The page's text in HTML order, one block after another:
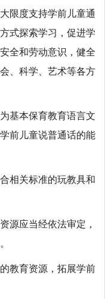
限度支持学前儿童通
式探索学习，促进学
全和劳动意识，健全
、科学、艺术等各方
基本保育教育语言文
前儿童说普通话的能
相关标准的玩教具和
源应当经依法审定，
教育资源，拓展学前